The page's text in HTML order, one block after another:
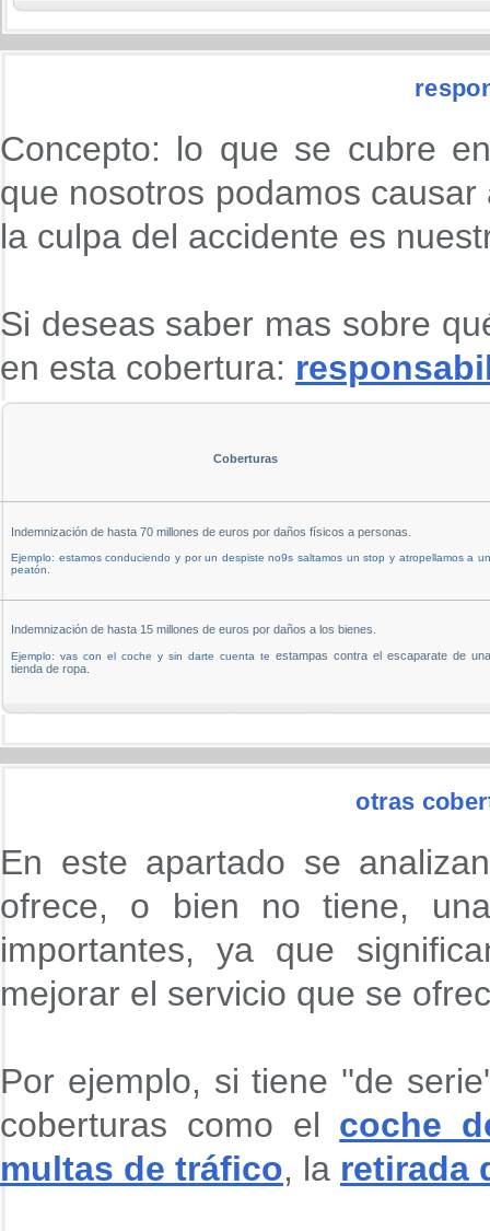
Concepto: lo que se cubre
que nosotros podamos
la culpa del accidente es
Si deseas saber mas sobre
en esta cobertura:
Coberturas
Indemnización de hasta 70 millones de euros por daños físicos a personas.
Ejemplo: estamos conduciendo y por un despiste no9s saltamos un stop y atropellamos a un
peatón.
Indemnización de hasta 15 millones de euros por daños a los bienes.
Ejemplo: vas con el coche y sin darte cuenta te estampas contra el escaparate de una
tienda de ropa.
otras
En este apartado se
ofrece, o bien no tiene,
importantes, ya que
mejorar el servicio que se
Por ejemplo, si tiene ''de
coberturas como el coche
multas de tráfico, la retirada